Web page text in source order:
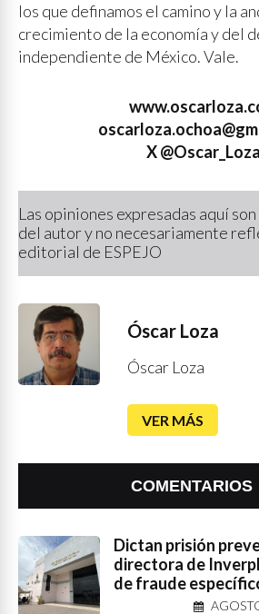
los que definamos el camino y la
crecimiento de la economía y del
independiente de México. Vale.
X @Oscar_Loza
Las opiniones expresadas aquí
del autor y no necesariamente
editorial de ESPEJO
Óscar Loza
Óscar Loza
VER MÁS
COMENTARIOS
Dictan prisión
directora de
de fraude